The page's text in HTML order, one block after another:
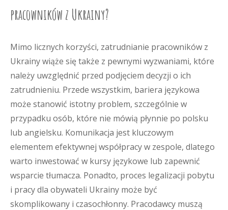
pracowników z Ukrainy?
Mimo licznych korzyści, zatrudnianie pracowników z
Ukrainy wiąże się także z pewnymi wyzwaniami, które
należy uwzględnić przed podjęciem decyzji o ich
zatrudnieniu. Przede wszystkim, bariera językowa
może stanowić istotny problem, szczególnie w
przypadku osób, które nie mówią płynnie po polsku
lub angielsku. Komunikacja jest kluczowym
elementem efektywnej współpracy w zespole, dlatego
warto inwestować w kursy językowe lub zapewnić
wsparcie tłumacza. Ponadto, proces legalizacji pobytu
i pracy dla obywateli Ukrainy może być
skomplikowany i czasochłonny. Pracodawcy muszą